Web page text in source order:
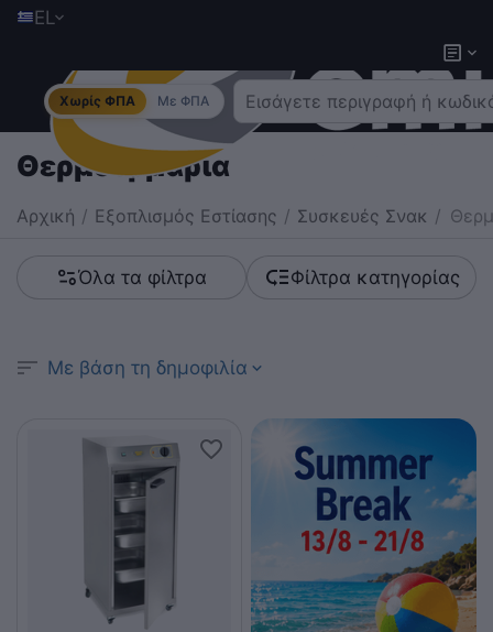
EL
Χωρίς ΦΠΑ Με ΦΠΑ
Θερμοερμάρια
Αρχική / Εξοπλισμός Εστίασης / Συσκευές Σνακ /
Όλα τα φίλτρα Φίλτρα κατηγορίας
Με βάση τη δημοφιλία